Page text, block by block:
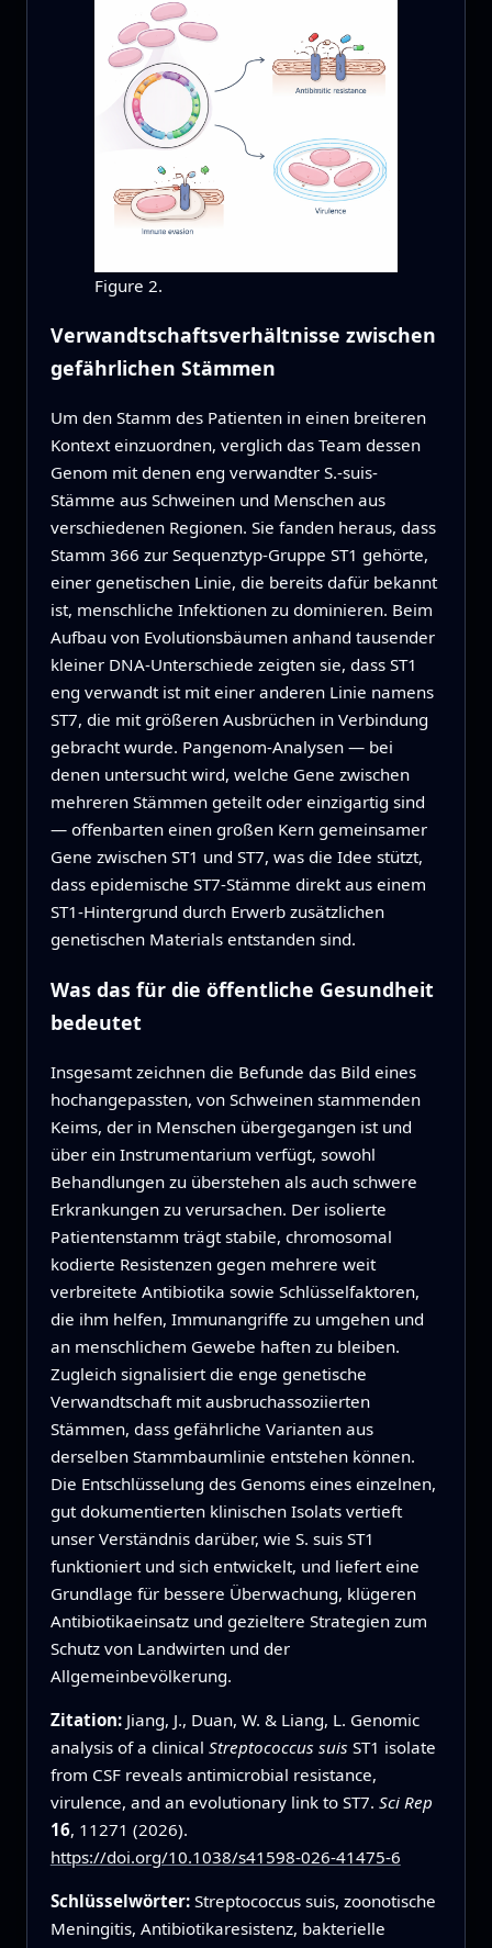
Figure 2.
Verwandtschaftsverhältnisse zwischen
gefährlichen Stämmen
Um den Stamm des Patienten in einen breiteren
Kontext einzuordnen, verglich das Team dessen
Genom mit denen eng verwandter S.-suis-
Stämme aus Schweinen und Menschen aus
verschiedenen Regionen. Sie fanden heraus, dass
Stamm 366 zur Sequenztyp-Gruppe ST1 gehörte,
einer genetischen Linie, die bereits dafür bekannt
ist, menschliche Infektionen zu dominieren. Beim
Aufbau von Evolutionsbäumen anhand tausender
kleiner DNA-Unterschiede zeigten sie, dass ST1
eng verwandt ist mit einer anderen Linie namens
ST7, die mit größeren Ausbrüchen in Verbindung
gebracht wurde. Pangenom-Analysen — bei
denen untersucht wird, welche Gene zwischen
mehreren Stämmen geteilt oder einzigartig sind
— offenbarten einen großen Kern gemeinsamer
Gene zwischen ST1 und ST7, was die Idee stützt,
dass epidemische ST7-Stämme direkt aus einem
ST1-Hintergrund durch Erwerb zusätzlichen
genetischen Materials entstanden sind.
Was das für die öffentliche Gesundheit
bedeutet
Insgesamt zeichnen die Befunde das Bild eines
hochangepassten, von Schweinen stammenden
Keims, der in Menschen übergegangen ist und
über ein Instrumentarium verfügt, sowohl
Behandlungen zu überstehen als auch schwere
Erkrankungen zu verursachen. Der isolierte
Patientenstamm trägt stabile, chromosomal
kodierte Resistenzen gegen mehrere weit
verbreitete Antibiotika sowie Schlüsselfaktoren,
die ihm helfen, Immunangriffe zu umgehen und
an menschlichem Gewebe haften zu bleiben.
Zugleich signalisiert die enge genetische
Verwandtschaft mit ausbruchassoziierten
Stämmen, dass gefährliche Varianten aus
derselben Stammbaumlinie entstehen können.
Die Entschlüsselung des Genoms eines einzelnen,
gut dokumentierten klinischen Isolats vertieft
unser Verständnis darüber, wie S. suis ST1
funktioniert und sich entwickelt, und liefert eine
Grundlage für bessere Überwachung, klügeren
Antibiotikaeinsatz und gezieltere Strategien zum
Schutz von Landwirten und der
Allgemeinbevölkerung.
Zitation: Jiang, J., Duan, W. & Liang, L. Genomic
analysis of a clinical Streptococcus suis ST1 isolate
from CSF reveals antimicrobial resistance,
virulence, and an evolutionary link to ST7. Sci Rep
16, 11271 (2026).
https://doi.org/10.1038/s41598-026-41475-6
Schlüsselwörter: Streptococcus suis, zoonotische
Meningitis, Antibiotikaresistenz, bakterielle